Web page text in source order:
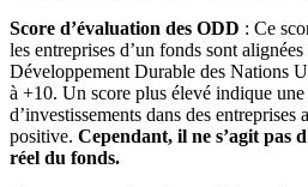
Score d’évaluation des ODD : Ce
les entreprises d’un fonds sont
Développement Durable des Nations
à +10. Un score plus élevé indique
d’investissements dans des
positive. Cependant, il ne s’agit pas
réel du fonds.